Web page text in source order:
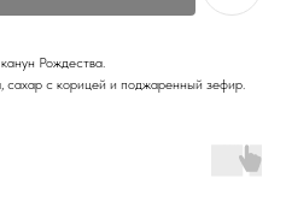
Рождества.
с корицей и поджаренный зефир.